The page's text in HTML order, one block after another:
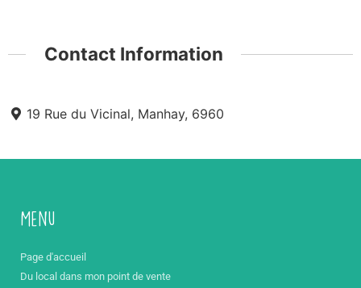
Contact Information
19 Rue du Vicinal, Manhay, 6960
Menu
Page d'accueil
Du local dans mon point de vente